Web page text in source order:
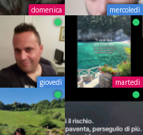
domenica mercoledì
giovedì martedì